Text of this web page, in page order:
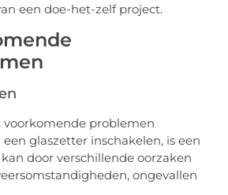
een doe-het-zelf project.
voorkomende problemen
glaszetter inschakelen, is een
door verschillende oorzaken
ongevallen